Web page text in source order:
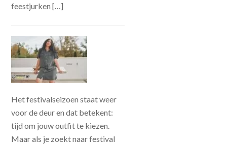
feestjurken […]
Het festivalseizoen staat weer
voor de deur en dat betekent:
tijd om jouw outfit te kiezen.
Maar als je zoekt naar festival